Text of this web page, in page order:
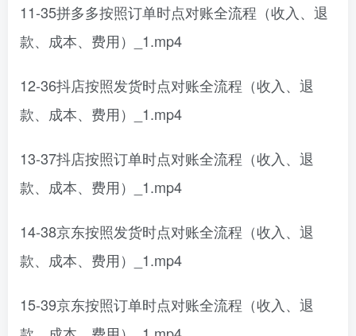
11-35拼多多按照订单时点对账全流程（收入、退
款、成本、费用）_1.mp4
12-36抖店按照发货时点对账全流程（收入、退
款、成本、费用）_1.mp4
13-37抖店按照订单时点对账全流程（收入、退
款、成本、费用）_1.mp4
14-38京东按照发货时点对账全流程（收入、退
款、成本、费用）_1.mp4
15-39京东按照订单时点对账全流程（收入、退